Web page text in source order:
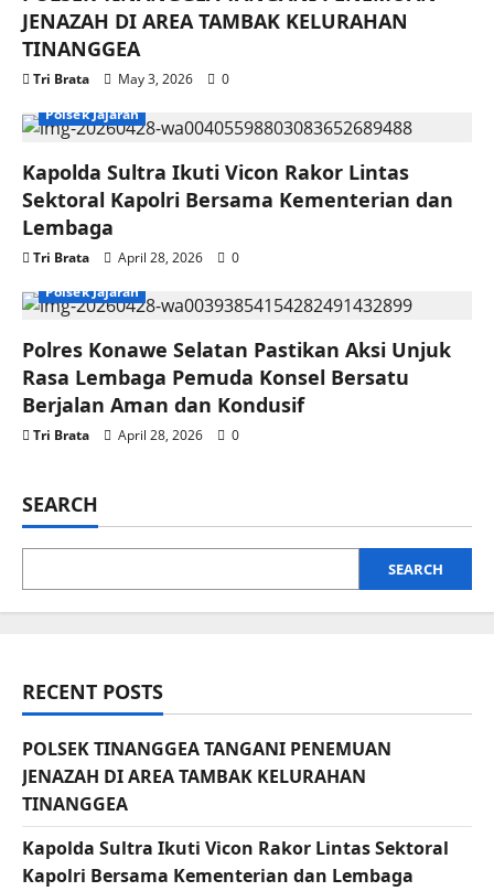
JENAZAH DI AREA TAMBAK KELURAHAN
TINANGGEA
Tri Brata May 3, 2026
0
Polsek Jajaran
Kapolda Sultra Ikuti Vicon Rakor Lintas
Sektoral Kapolri Bersama Kementerian dan
Lembaga
Tri Brata April 28, 2026
0
Polsek Jajaran
Polres Konawe Selatan Pastikan Aksi Unjuk
Rasa Lembaga Pemuda Konsel Bersatu
Berjalan Aman dan Kondusif
Tri Brata April 28, 2026 0
SEARCH
SEARCH
RECENT POSTS
POLSEK TINANGGEA TANGANI PENEMUAN
JENAZAH DI AREA TAMBAK KELURAHAN
TINANGGEA
Kapolda Sultra Ikuti Vicon Rakor Lintas Sektoral
Kapolri Bersama Kementerian dan Lembaga